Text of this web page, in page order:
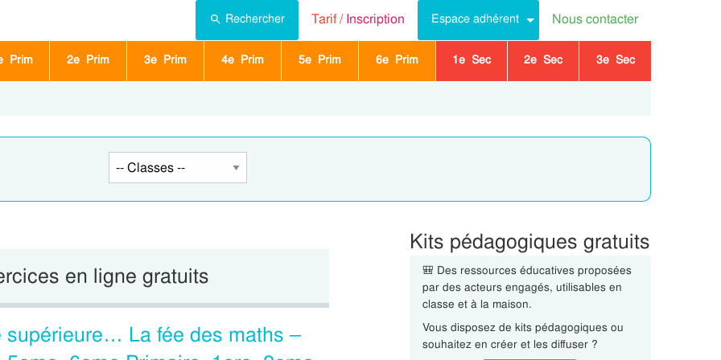
Rechercher Tarif /Inscription Espace adhérent Nous contacter
Prim 2e Prim 3e Prim 4e Prim 5e Prim 6e Prim 1e Sec 2e Sec 3e Sec
en ligne gratuits
La fée des maths –
Kits pédagogiques gratuits
🎒 Des ressources éducatives proposées
par des acteurs engagés, utilisables en
classe et à la maison.
Vous disposez de kits pédagogiques ou
souhaitez en créer et les diffuser ?